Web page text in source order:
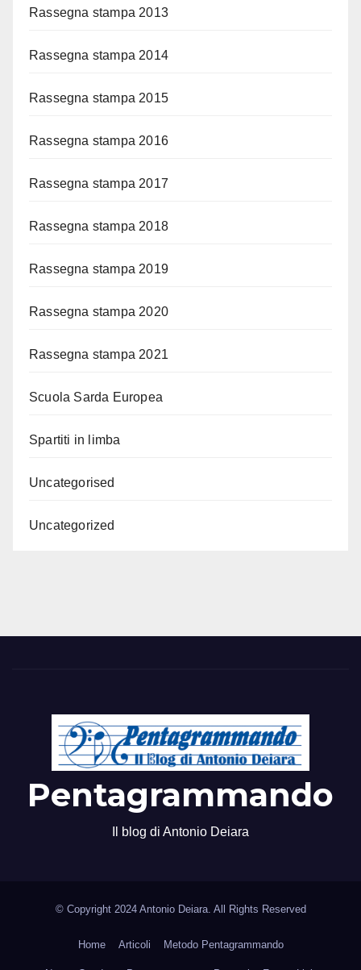
Rassegna stampa 2013
Rassegna stampa 2014
Rassegna stampa 2015
Rassegna stampa 2016
Rassegna stampa 2017
Rassegna stampa 2018
Rassegna stampa 2019
Rassegna stampa 2020
Rassegna stampa 2021
Scuola Sarda Europea
Spartiti in limba
Uncategorised
Uncategorized
Pentagrammando
Il blog di Antonio Deiara
© Copyright 2024 Antonio Deiara. All Rights Reserved
Home Articoli Metodo Pentagrammando